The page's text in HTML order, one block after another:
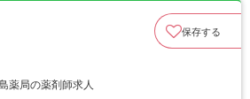
保存する
薬局の薬剤師求人